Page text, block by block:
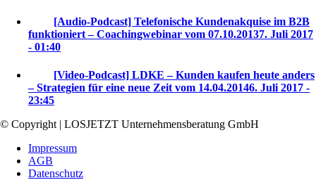
[Audio-Podcast] Telefonische Kundenakquise im B2B
funktioniert – Coachingwebinar vom 07.10.20137. Juli 2017
- 01:40
[Video-Podcast] LDKE – Kunden kaufen heute anders
– Strategien für eine neue Zeit vom 14.04.20146. Juli 2017 -
23:45
© Copyright | LOSJETZT Unternehmensberatung GmbH
Impressum
AGB
Datenschutz